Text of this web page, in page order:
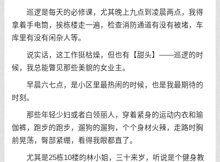
巡逻是每天的必修课，尤其晚上九点到凌晨两点，我得
拿着手电筒，挨栋楼走一遍，检查消防通道有没有被堵，车
库里有没有闲杂人等。
说实话，这工作挺枯燥，但也有【甜头】——巡逻的时
候，我总能瞥见那些美貌的女业主。
早晨六七点，是小区里最热闹的时候，也是我最期待的
时刻。
那些年轻少妇或者白领丽人，穿着紧身的运动内衣和瑜
伽裤，跑步的跑步，遛狗的遛狗，个个身材火辣，走路时胸
前晃荡，臀部紧绷，看得我眼都直了。
尤其是25栋10楼的林小姐，三十来岁，听说是个健身教